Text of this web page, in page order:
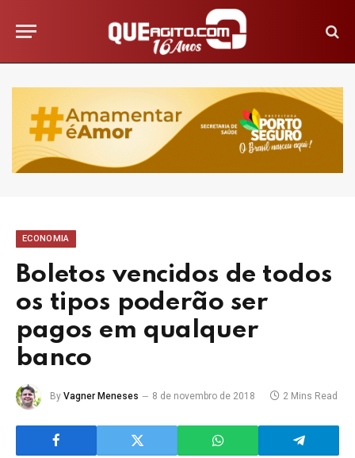
ECONOMIA
Boletos vencidos de todos
os tipos poderão ser
pagos em qualquer
banco
By Vagner Meneses 8 de novembro de 2018 2 Mins Read